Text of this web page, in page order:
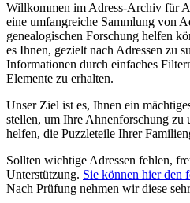
Willkommen im Adress-Archiv für
eine umfangreiche Sammlung von
genealogischen Forschung helfen
es Ihnen, gezielt nach Adressen zu
Informationen durch einfaches
Elemente zu erhalten.
Unser Ziel ist es, Ihnen ein
stellen, um Ihre Ahnenforschung zu
helfen, die Puzzleteile Ihrer
Sollten wichtige Adressen fehlen,
Unterstützung. Sie können hier den
Nach Prüfung nehmen wir diese